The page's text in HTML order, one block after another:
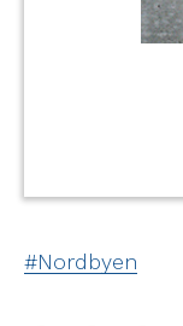
Nordbyen